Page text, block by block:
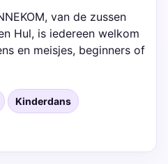
van de zussen
Hul, is iedereen welkom
en meisjes, beginners of
Kinderdans